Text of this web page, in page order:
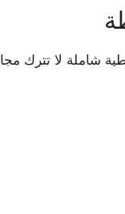
شاملة لا تترك